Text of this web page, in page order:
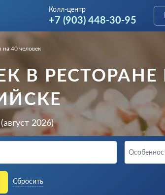
Колл-центр
+7 (903) 448-30-95
на 40 человек
В РЕСТОРАНЕ
2026)
Сбросить